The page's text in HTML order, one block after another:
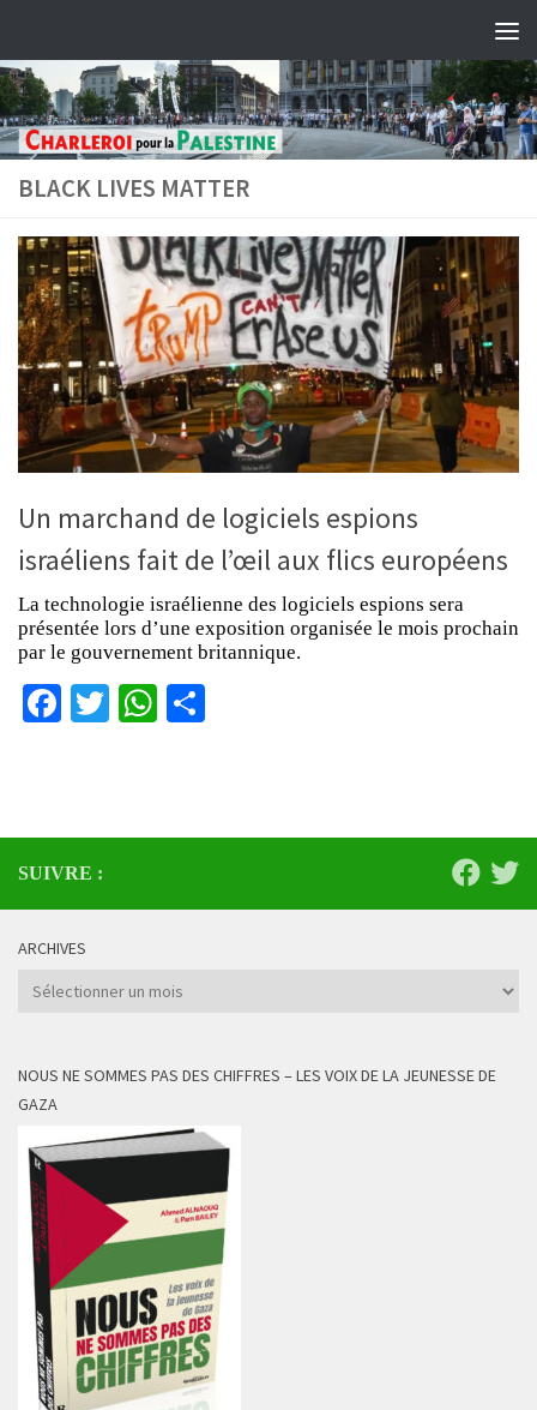
BLACK LIVES MATTER
Un marchand de logiciels espions
israéliens fait de l’œil aux flics européens
La technologie israélienne des logiciels espions sera
présentée lors d’une exposition organisée le mois prochain
par le gouvernement britannique.
Facebook
TwitterWhatsApp
SUIVRE :
ARCHIVES
Archives
NOUS NE SOMMES PAS DES CHIFFRES – LES VOIX DE LA JEUNESSE DE
GAZA